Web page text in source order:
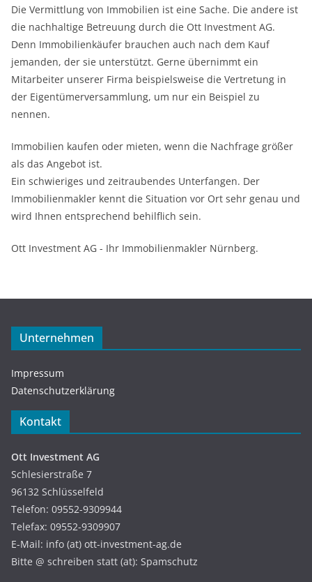
Die Vermittlung von Immobilien ist eine Sache. Die andere ist
die nachhaltige Betreuung durch die Ott Investment AG.
Denn Immobilienkäufer brauchen auch nach dem Kauf
jemanden, der sie unterstützt. Gerne übernimmt ein
Mitarbeiter unserer Firma beispielsweise die Vertretung in
der Eigentümerversammlung, um nur ein Beispiel zu
nennen.
Immobilien kaufen oder mieten, wenn die Nachfrage größer
als das Angebot ist.
Ein schwieriges und zeitraubendes Unterfangen. Der
Immobilienmakler kennt die Situation vor Ort sehr genau und
wird Ihnen entsprechend behilflich sein.
Ott Investment AG - Ihr Immobilienmakler Nürnberg.
Unternehmen
Impressum
Datenschutzerklärung
Kontakt
Ott Investment AG
Schlesierstraße 7
96132 Schlüsselfeld
Telefon: 09552-9309944
Telefax: 09552-9309907
E-Mail: info (at) ott-investment-ag.de
Bitte @ schreiben statt (at): Spamschutz